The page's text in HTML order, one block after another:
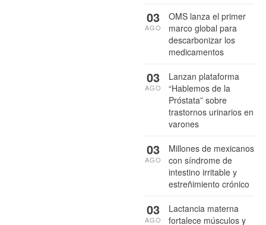
OMS lanza el primer
marco global para
descarbonizar los
medicamentos
03
AGO
Lanzan plataforma
“Hablemos de la
Próstata” sobre
trastornos urinarios en
varones
03
AGO
Millones de mexicanos
con síndrome de
intestino irritable y
estreñimiento crónico
03
AGO
Lactancia materna
fortalece músculos y
03
AGO